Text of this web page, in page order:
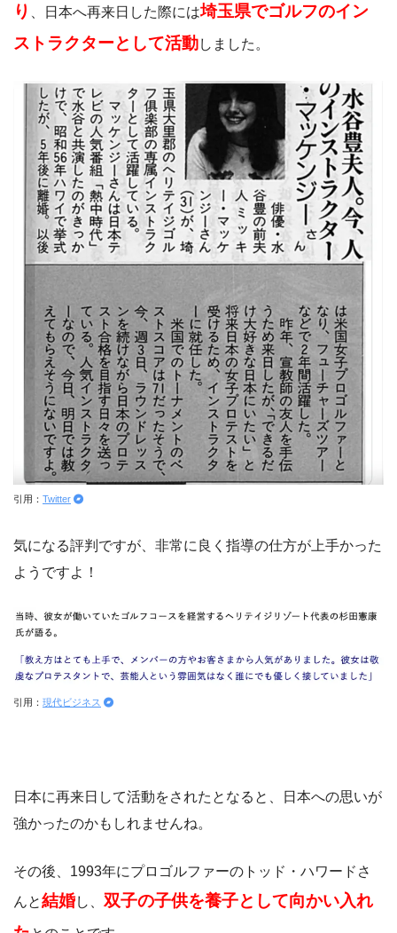
り
、日本へ再来日した際には埼玉県でゴルフのイン
ストラクターとして活動しました。
引用： Twitter
気になる評判ですが、非常に良く指導の仕方が上手かった
ようですよ！
引用： 現代ビジネス
日本に再来日して活動をされたとなると、日本への思いが
強かったのかもしれませんね。
その後、1993年にプロゴルファーのトッド・ハワードさ
んと結婚し、 双子の子供を養子として向かい入れ